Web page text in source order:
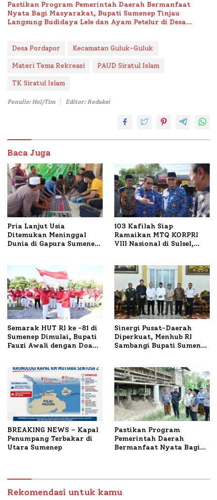
Pastikan Program Pemerintah Daerah Bermanfaat
Nyata Bagi Masyarakat, Bupati Sumenep Tinjau
Langsung Budidaya Lele dan Ayam Petelur di Desa
Desa Pordapor Kecamatan Guluk-Guluk
Materi Tema Rekreasi PAUD Siratul Islam
TK Siratul Islam
Penulis: Hol/Tim Editor: Redaksi
Baca Juga
Pria Lanjut Usia
Ditemukan Meninggal
Dunia di Gapura Sumenep,
103 Kafilah Siap
Ramaikan MTQ KORPRI
VIII Nasional di Sulsel,
Semarak HUT RI ke -81 di
Sumenep Dimulai, Bupati
Fauzi Awali dengan Doa
Sinergi Pusat-Daerah
Diperkuat, Menhub RI
Sambangi Bupati Sumenep
BREAKING NEWS – Kapal
Penumpang Terbakar di
Utara Sumenep
Pastikan Program
Pemerintah Daerah
Bermanfaat Nyata Bagi
Petelur di Desa Bataal
Timur
Rekomendasi untuk kamu